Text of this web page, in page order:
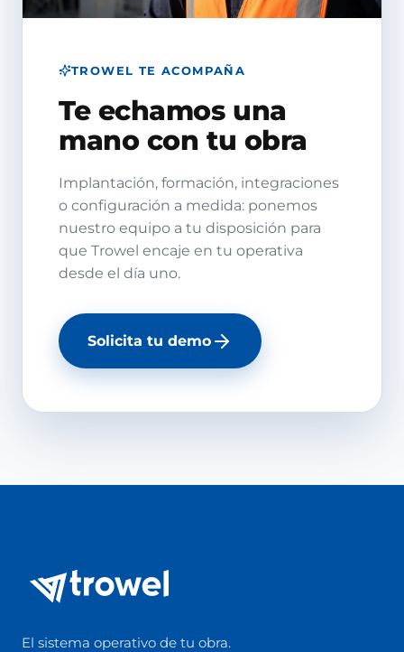
TROWEL TE ACOMPAÑA
Te echamos una
mano con tu obra
Implantación, formación, integraciones
o configuración a medida: ponemos
nuestro equipo a tu disposición para
que Trowel encaje en tu operativa
desde el día uno.
Solicita tu demo
El sistema operativo de tu obra.